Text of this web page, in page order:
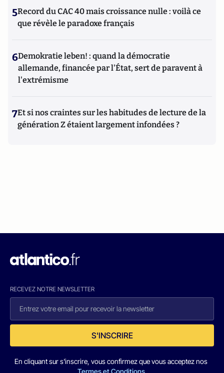
5Record du CAC 40 mais croissance nulle : voilà ce
que révèle le paradoxe français
6Demokratie leben! : quand la démocratie
allemande, financée par l'État, sert de paravent à
l'extrémisme
7Et si nos craintes sur les habitudes de lecture de la
génération Z étaient largement infondées ?
RECEVEZ NOTRE NEWSLETTER
S'INSCRIRE
En cliquant sur s'inscrire, vous confirmez que vous acceptez nos
Termes et Conditions